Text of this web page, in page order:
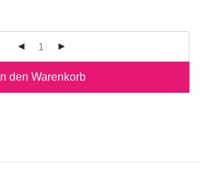
In den Warenkorb